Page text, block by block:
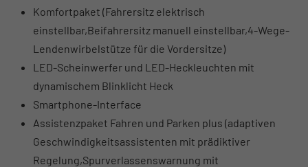
Komfortpaket (Fahrersitz elektrisch
einstellbar,Beifahrersitz manuell einstellbar,4-Wege-
Lendenwirbelstütze für die Vordersitze)
LED-Scheinwerfer und LED-Heckleuchten mit
dynamischem Blinklicht Heck
Smartphone-Interface
Assistenzpaket Fahren und Parken plus (adaptiven
Geschwindigkeitsassistenten mit prädiktiver
Regelung,Spurverlassenswarnung mit